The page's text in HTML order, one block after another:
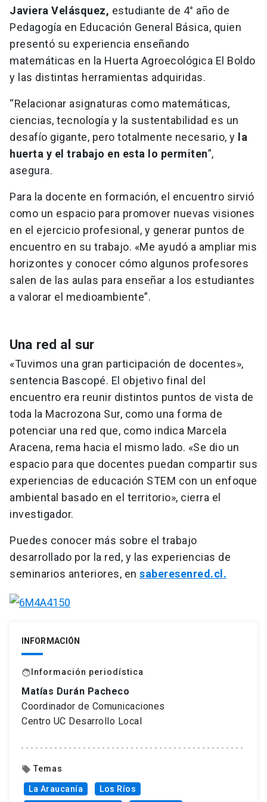
Javiera Velásquez, estudiante de 4° año de
Pedagogía en Educación General Básica, quien
presentó su experiencia enseñando
matemáticas en la Huerta Agroecológica El Boldo
y las distintas herramientas adquiridas.
“Relacionar asignaturas como matemáticas,
ciencias, tecnología y la sustentabilidad es un
desafío gigante, pero totalmente necesario, y la
huerta y el trabajo en esta lo permiten”,
asegura.
Para la docente en formación, el encuentro sirvió
como un espacio para promover nuevas visiones
en el ejercicio profesional, y generar puntos de
encuentro en su trabajo. «Me ayudó a ampliar mis
horizontes y conocer cómo algunos profesores
salen de las aulas para enseñar a los estudiantes
a valorar el medioambiente”.
Una red al sur
«Tuvimos una gran participación de docentes»,
sentencia Bascopé. El objetivo final del
encuentro era reunir distintos puntos de vista de
toda la Macrozona Sur, como una forma de
potenciar una red que, como indica Marcela
Aracena, rema hacia el mismo lado. «Se dio un
espacio para que docentes puedan compartir sus
experiencias de educación STEM con un enfoque
ambiental basado en el territorio», cierra el
investigador.
Puedes conocer más sobre el trabajo
desarrollado por la red, y las experiencias de
seminarios anteriores, en saberesenred.cl.
INFORMACIÓN
face Información periodística
Matías Durán Pacheco
Coordinador de Comunicaciones
Centro UC Desarrollo Local
local_offer Temas
La Araucanía
Los Ríos